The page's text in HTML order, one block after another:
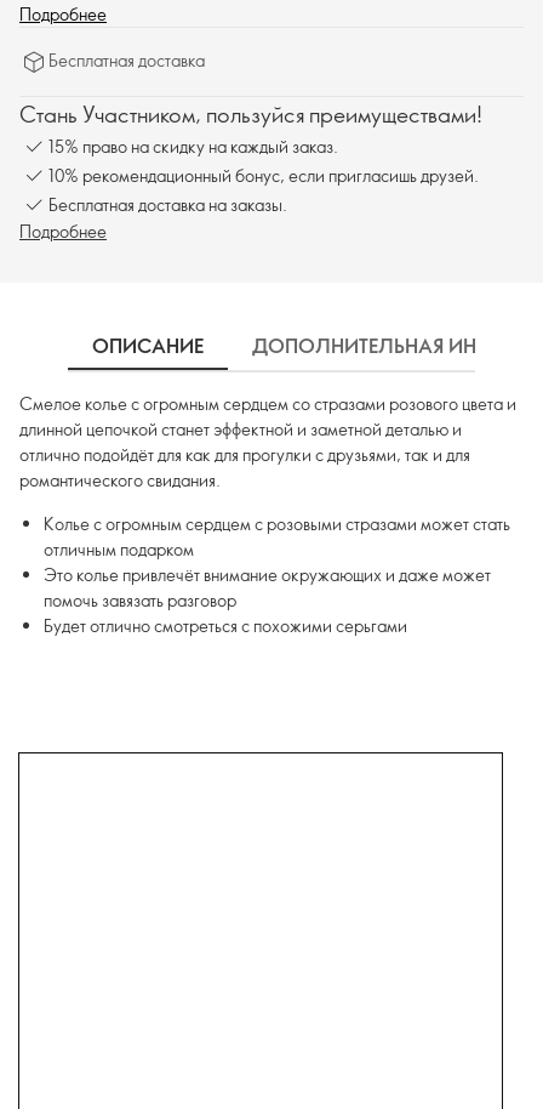
романтического свидания.
Подробнее
Бесплатная доставка
Стань Участником, пользуйся преимуществами!
15% право на скидку на каждый заказ.
10% рекомендационный бонус, если пригласишь друзей.
Бесплатная доставка на заказы.
Подробнее
ОПИСАНИЕ ДОПОЛНИТЕЛЬНАЯ
Смелое колье с огромным сердцем со стразами розового цвета и
длинной цепочкой станет эффектной и заметной деталью и
отлично подойдёт для как для прогулки с друзьями, так и для
романтического свидания.
Колье с огромным сердцем с розовыми стразами может стать
отличным подарком
Это колье привлечёт внимание окружающих и даже может
помочь завязать разговор
Будет отлично смотреться с похожими серьгами